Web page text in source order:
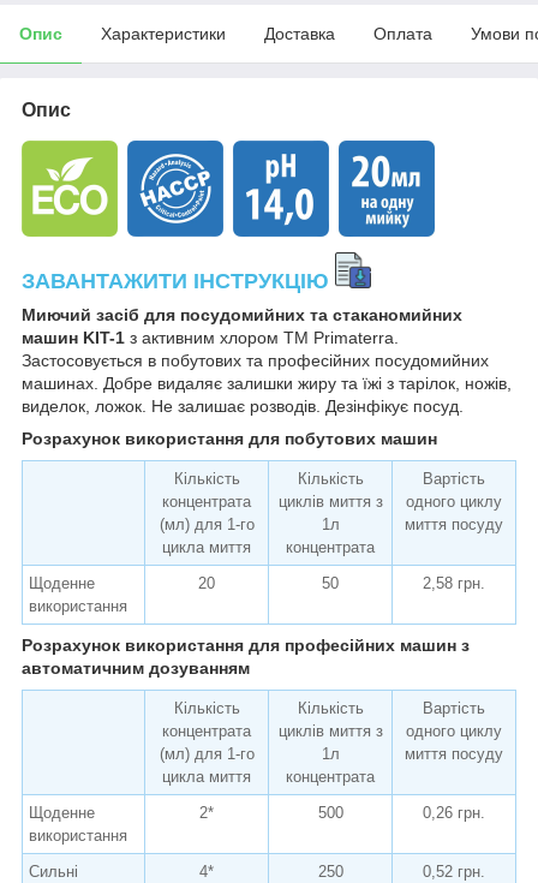
Опис Характеристики Доставка Оплата Умови
Опис
ЗАВАНТАЖИТИ ІНСТРУКЦІЮ
Миючий засіб для посудомийних та стаканомийних
машин KIT-1 з активним хлором ТМ Primaterra.
Застосовується в побутових та професійних посудомийних
машинах. Добре видаляє залишки жиру та їжі з тарілок, ножів,
виделок, ложок. Не залишає розводів. Дезінфікує посуд.
Розрахунок використання для побутових машин
Кількість
концентрата
(мл) для 1-го
цикла миття
Кількість
циклів миття з
1л
концентрата
Вартість
одного циклу
миття посуду
Щоденне
використання
20 50 2,58 грн.
Розрахунок використання для професійних машин з
автоматичним дозуванням
Кількість
концентрата
(мл) для 1-го
цикла миття
Кількість
циклів миття з
1л
концентрата
Вартість
одного циклу
миття посуду
Щоденне
використання
2* 500 0,26 грн.
Сильні
4* 250 0,52 грн.